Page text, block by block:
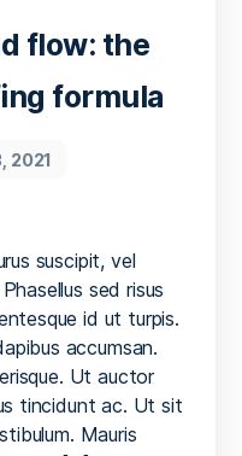
flow: the
formula
2021
suscipit, vel
sed risus
id ut turpis.
accumsan.
Ut auctor
tincidunt ac. Ut sit
Mauris